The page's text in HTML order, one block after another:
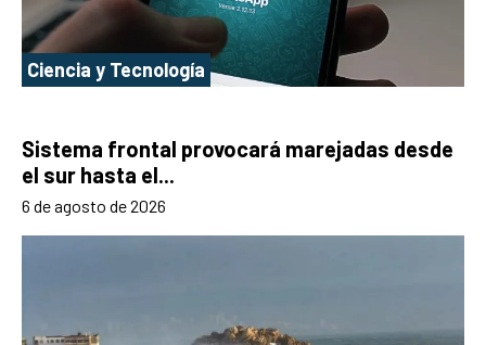
Ciencia y Tecnología
Sistema frontal provocará marejadas desde
el sur hasta el...
6 de agosto de 2026